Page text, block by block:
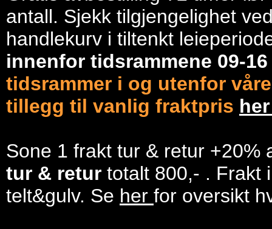
antall. Sjekk tilgjengelighet
handlekurv i tiltenkt
innenfor tidsrammene 09-
tidsrammer i og utenfor
tillegg til vanlig fraktpris
Sone 1 frakt tur & retur +20%
tur & retur totalt 800,- . Frakt
telt&gulv. Se her for oversikt